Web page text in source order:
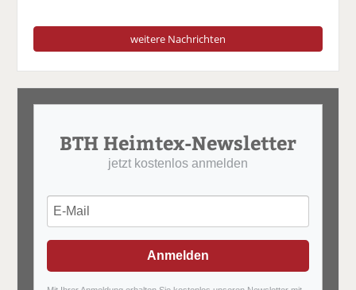
weitere Nachrichten
BTH Heimtex-Newsletter
jetzt kostenlos anmelden
Anmelden